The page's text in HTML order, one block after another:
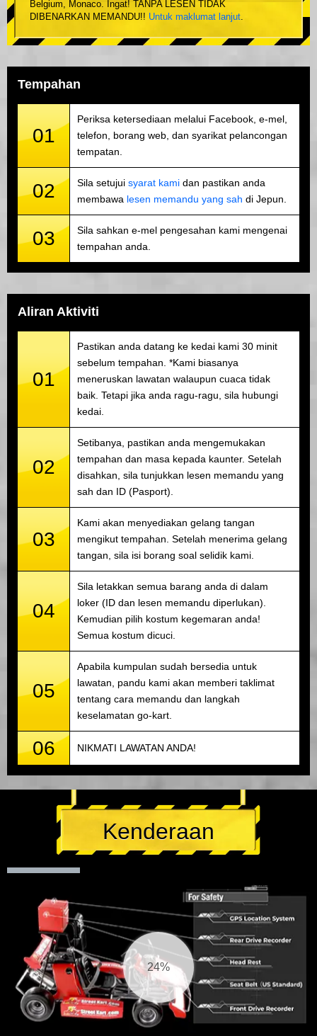
Belgium, Monaco. Ingat! TANPA LESEN TIDAK
DIBENARKAN MEMANDU!! Untuk maklumat lanjut.
Tempahan
01
Periksa ketersediaan melalui Facebook, e-mel,
telefon, borang web, dan syarikat pelancongan
tempatan.
02 Sila setujui syarat kami dan pastikan anda
membawa lesen memandu yang sah di Jepun.
03
Sila sahkan e-mel pengesahan kami mengenai
tempahan anda.
Aliran Aktiviti
01
Pastikan anda datang ke kedai kami 30 minit
sebelum tempahan. *Kami biasanya
meneruskan lawatan walaupun cuaca tidak
baik. Tetapi jika anda ragu-ragu, sila hubungi
kedai.
02
Setibanya, pastikan anda mengemukakan
tempahan dan masa kepada kaunter. Setelah
disahkan, sila tunjukkan lesen memandu yang
sah dan ID (Pasport).
03
Kami akan menyediakan gelang tangan
mengikut tempahan. Setelah menerima gelang
tangan, sila isi borang soal selidik kami.
04
Sila letakkan semua barang anda di dalam
loker (ID dan lesen memandu diperlukan).
Kemudian pilih kostum kegemaran anda!
Semua kostum dicuci.
05
Apabila kumpulan sudah bersedia untuk
lawatan, pandu kami akan memberi taklimat
tentang cara memandu dan langkah
keselamatan go-kart.
06 NIKMATI LAWATAN ANDA!
Kenderaan
25%